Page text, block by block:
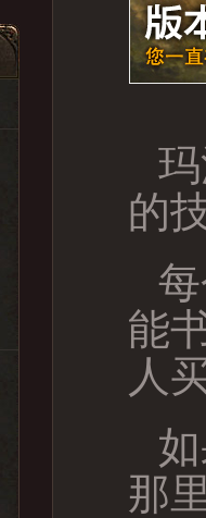
的
能
人
那